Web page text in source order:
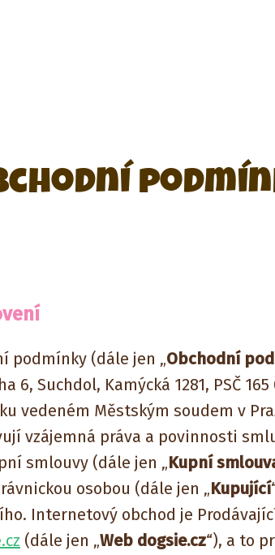
podmínky (dále jen „Obchodní
6, Suchdol, Kamýcká 1281, PSČ
vedeném Městským soudem v
vzájemná práva a povinnosti
smlouvy (dále jen „Kupní
osobou (dále jen „Kupující
Internetový obchod je
(dále jen „Web dogsie.cz“), a to